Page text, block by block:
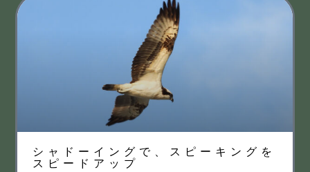
シャドーイングで、スピーキングを
スピードアップ